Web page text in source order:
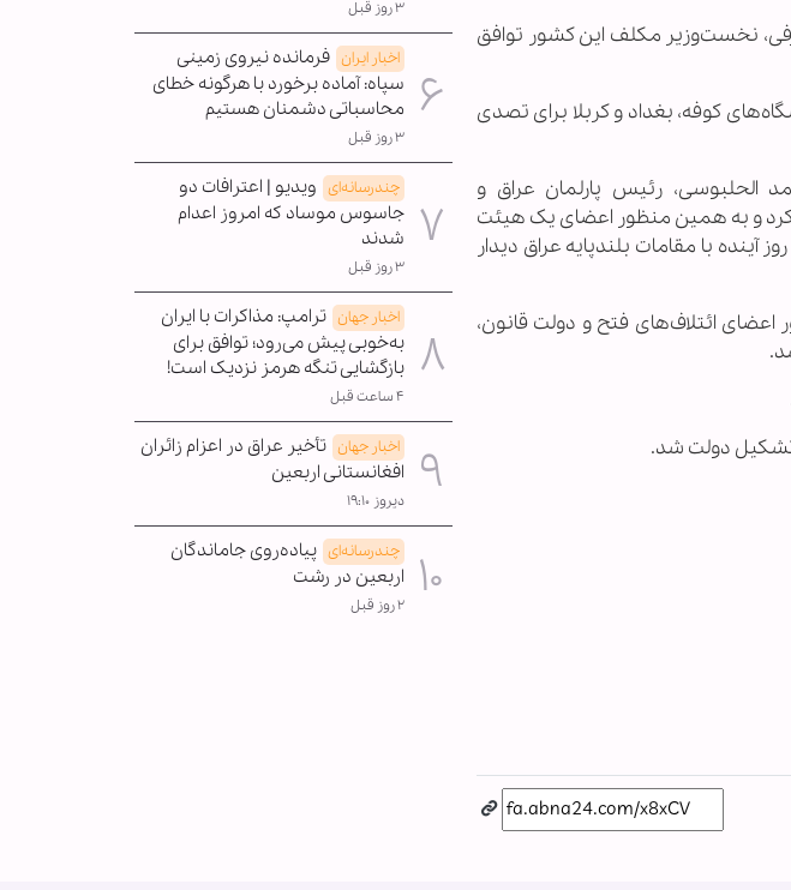
نخست‌وزیر مکلف این کشور توافق
کوفه، بغداد و کربلا برای تصدی
الحلبوسی، رئیس پارلمان عراق و
و به همین منظور اعضای یک هیئت
با مقامات بلندپایه عراق دیدار
ائتلاف‌های فتح و دولت قانون،
دولت شد.
۳ روز قبل
اخبار ایران فرمانده نیروی زمینی
سپاه: آماده برخورد با هرگونه خطای
محاسباتی دشمنان هستیم
۳ روز قبل
چندرسانه‌ای ویدیو | اعترافات دو
جاسوس موساد که امروز اعدام
شدند
۳ روز قبل
اخبار جهان ترامپ: مذاکرات با ایران
به‌خوبی پیش می‌رود؛ توافق برای
بازگشایی تنگه هرمز نزدیک است!
۴ ساعت قبل
اخبار جهان تأخیر عراق در اعزام زائران
افغانستانی اربعین
دیروز ۱۹:۱۰
چندرسانه‌ای پیاده‌روی جاماندگان
اربعین در رشت
۲ روز قبل